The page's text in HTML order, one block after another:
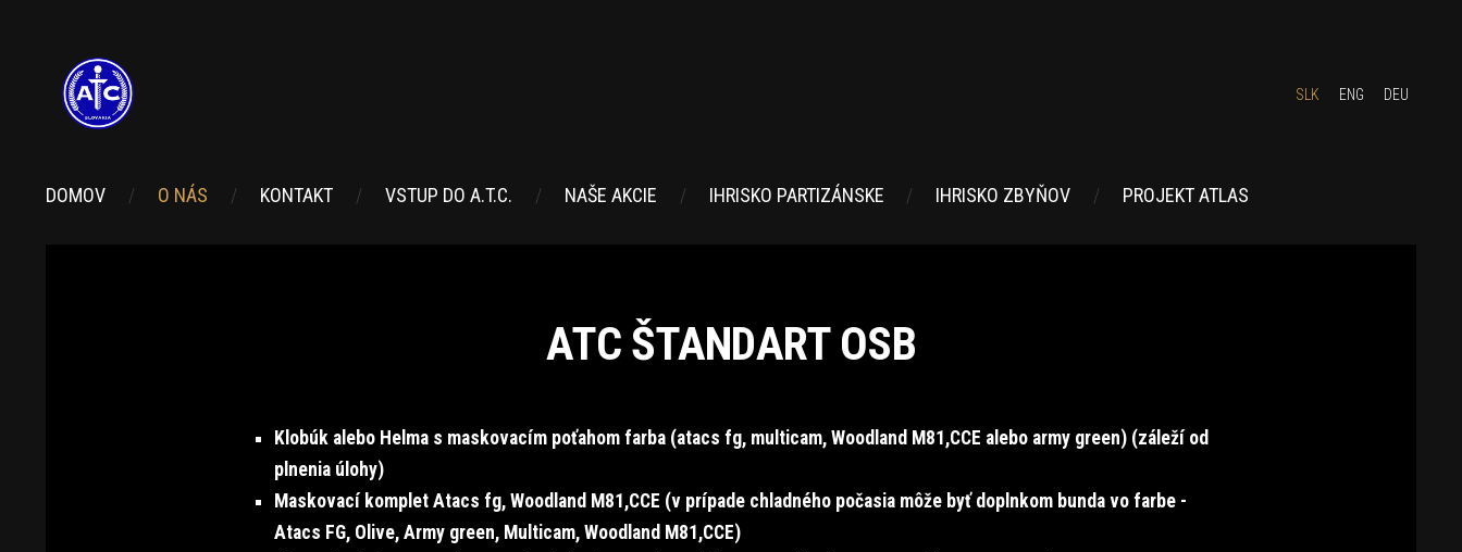
DOMOV O NÁS KONTAKT VSTUP DO A.T.C. NAŠE AKCIE IHRISKO PARTIZÁNSKE IHRISKO ZBYŇOV PROJEKT ATLAS
SLK ENG DEU
ATC ŠTANDART OSB
Klobúk alebo Helma s maskovacím poťahom farba (atacs fg, multicam, Woodland M81,CCE alebo army green) (záleží od
plnenia úlohy)
Maskovací komplet Atacs fg, Woodland M81,CCE (v prípade chladného počasia môže byť doplnkom bunda vo farbe -
Atacs FG, Olive, Army green, Multicam, Woodland M81,CCE)